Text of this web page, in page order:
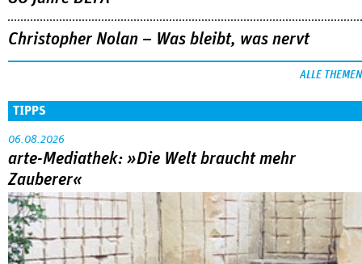
Christopher Nolan – Was bleibt, was nervt
ALLE THEMEN
TIPPS
06.08.2026
arte-Mediathek: »Die Welt braucht mehr
Zauberer«